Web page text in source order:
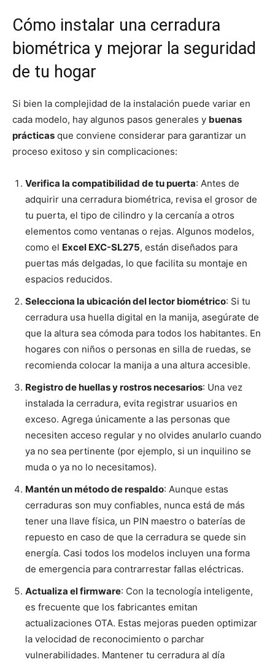
Cómo instalar una cerradura
biométrica y mejorar la seguridad
de tu hogar
Si bien la complejidad de la instalación puede variar en
cada modelo, hay algunos pasos generales y buenas
prácticas que conviene considerar para garantizar un
proceso exitoso y sin complicaciones:
Verifica la compatibilidad de tu puerta: Antes de
adquirir una cerradura biométrica, revisa el grosor de
tu puerta, el tipo de cilindro y la cercanía a otros
elementos como ventanas o rejas. Algunos modelos,
como el Excel EXC-SL275, están diseñados para
puertas más delgadas, lo que facilita su montaje en
espacios reducidos.
Selecciona la ubicación del lector biométrico: Si tu
cerradura usa huella digital en la manija, asegúrate de
que la altura sea cómoda para todos los habitantes. En
hogares con niños o personas en silla de ruedas, se
recomienda colocar la manija a una altura accesible.
Registro de huellas y rostros necesarios: Una vez
instalada la cerradura, evita registrar usuarios en
exceso. Agrega únicamente a las personas que
necesiten acceso regular y no olvides anularlo cuando
ya no sea pertinente (por ejemplo, si un inquilino se
muda o ya no lo necesitamos).
Mantén un método de respaldo: Aunque estas
cerraduras son muy confiables, nunca está de más
tener una llave física, un PIN maestro o baterías de
repuesto en caso de que la cerradura se quede sin
energía. Casi todos los modelos incluyen una forma
de emergencia para contrarrestar fallas eléctricas.
Actualiza el firmware: Con la tecnología inteligente,
es frecuente que los fabricantes emitan
actualizaciones OTA. Estas mejoras pueden optimizar
la velocidad de reconocimiento o parchar
vulnerabilidades. Mantener tu cerradura al día